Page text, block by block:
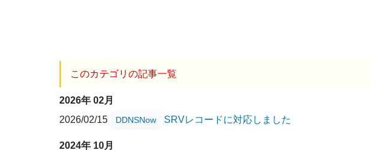
このカテゴリの記事一覧
2026年 02月
2026/02/15
DDNSNow SRVレコードに対応しました
2024年 10月